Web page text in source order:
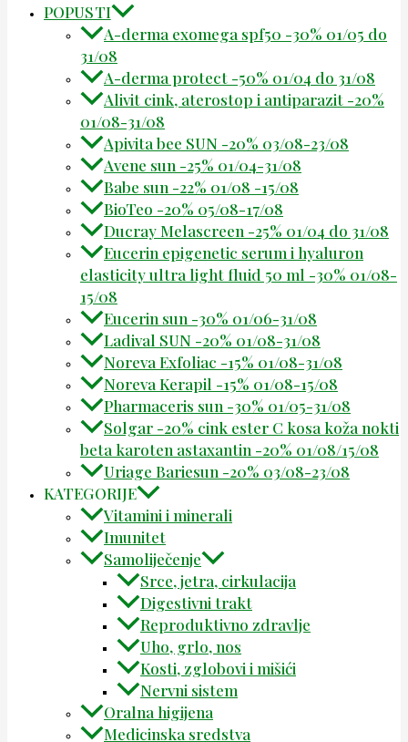
POPUSTI
A-derma exomega spf50 -30% 01/05 do
31/08
A-derma protect -50% 01/04 do 31/08
Alivit cink, aterostop i antiparazit -20%
01/08-31/08
Apivita bee SUN -20% 03/08-23/08
Avene sun -25% 01/04-31/08
Babe sun -22% 01/08 -15/08
BioTeo -20% 05/08-17/08
Ducray Melascreen -25% 01/04 do 31/08
Eucerin epigenetic serum i hyaluron
elasticity ultra light fluid 50 ml -30% 01/08-
15/08
Eucerin sun -30% 01/06-31/08
Ladival SUN -20% 01/08-31/08
Noreva Exfoliac -15% 01/08-31/08
Noreva Kerapil -15% 01/08-15/08
Pharmaceris sun -30% 01/05-31/08
Solgar -20% cink ester C kosa koža nokti
beta karoten astaxantin -20% 01/08/15/08
Uriage Bariesun -20% 03/08-23/08
KATEGORIJE
Vitamini i minerali
Imunitet
Samoliječenje
Srce, jetra, cirkulacija
Digestivni trakt
Reproduktivno zdravlje
Uho, grlo, nos
Kosti, zglobovi i mišići
Nervni sistem
Oralna higijena
Medicinska sredstva